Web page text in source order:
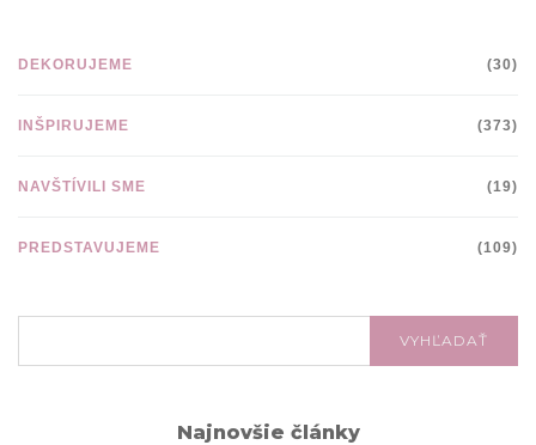
DEKORUJEME (30)
INŠPIRUJEME (373)
NAVŠTÍVILI SME (19)
PREDSTAVUJEME (109)
VYHĽADAŤ
Najnovšie články